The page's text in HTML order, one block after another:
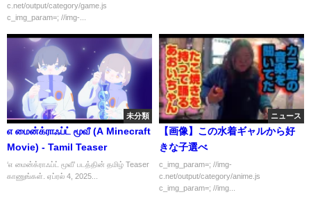
c.net/output/category/game.js
c_img_param=; //img-...
未分類
எ மைன்க்ராஃப்ட் மூவீ (A Minecraft
Movie) - Tamil Teaser
‘எ மைன்க்ராஃப்ட் மூவீ’ படத்தின் தமிழ் Teaser
காணுங்கள். ஏப்ரல் 4, 2025...
ニュース
【画像】この水着ギャルから好
きな子選べ
c_img_param=; //img-
c.net/output/category/anime.js
c_img_param=; //img...